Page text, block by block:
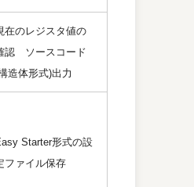
在のレジスタ値の
認 ソースコード
造体形式)出力
Starter形式の設
ファイル保存